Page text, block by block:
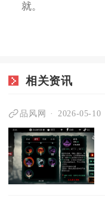
就。
相关资讯
品风网 2026-05-10